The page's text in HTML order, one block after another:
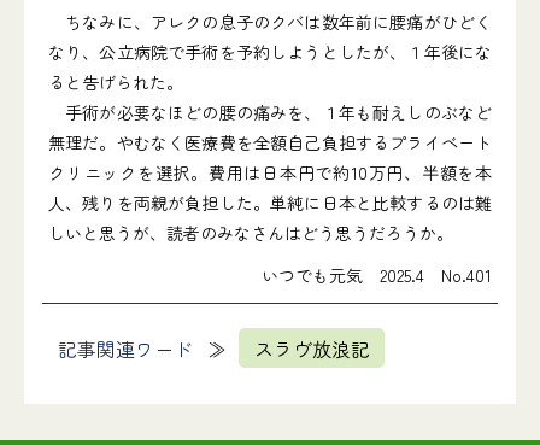
ちなみに、アレクの息子のクバは数年前に腰痛がひどく
なり、公立病院で手術を予約しようとしたが、１年後にな
ると告げられた。
手術が必要なほどの腰の痛みを、１年も耐えしのぶなど
無理だ。やむなく医療費を全額自己負担するプライベート
クリニックを選択。費用は日本円で約10万円、半額を本
人、残りを両親が負担した。単純に日本と比較するのは難
しいと思うが、読者のみなさんはどう思うだろうか。
いつでも元気 2025.4 No.401
記事関連ワード スラヴ放浪記